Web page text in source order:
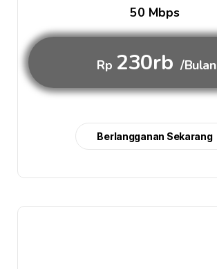
50 Mbps
Rp 230rb /Bulan
Berlangganan Sekarang